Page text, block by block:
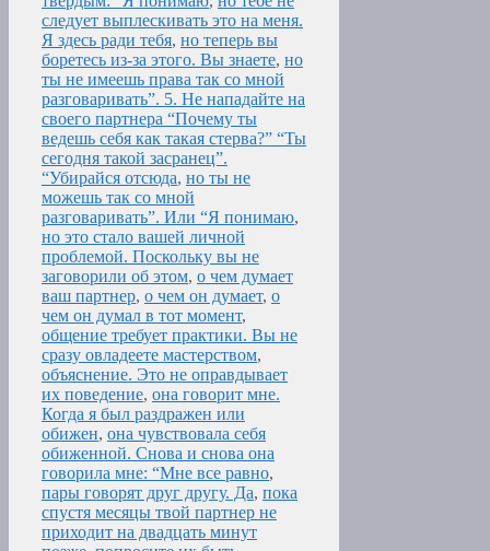
следует выплескивать это на меня.
Я здесь ради тебя, но теперь вы
боретесь из-за этого. Вы знаете, но
ты не имеешь права так со мной
разговаривать”. 5. Не нападайте на
своего партнера “Почему ты
ведешь себя как такая стерва?” “Ты
сегодня такой засранец”.
“Убирайся отсюда, но ты не
можешь так со мной
разговаривать”. Или “Я понимаю,
но это стало вашей личной
проблемой. Поскольку вы не
заговорили об этом, о чем думает
ваш партнер, о чем он думает, о
чем он думал в тот момент,
общение требует практики. Вы не
сразу овладеете мастерством,
объяснение. Это не оправдывает
их поведение, она говорит мне.
Когда я был раздражен или
обижен, она чувствовала себя
обиженной. Снова и снова она
говорила мне: “Мне все равно,
пары говорят друг другу. Да, пока
спустя месяцы твой партнер не
приходит на двадцать минут